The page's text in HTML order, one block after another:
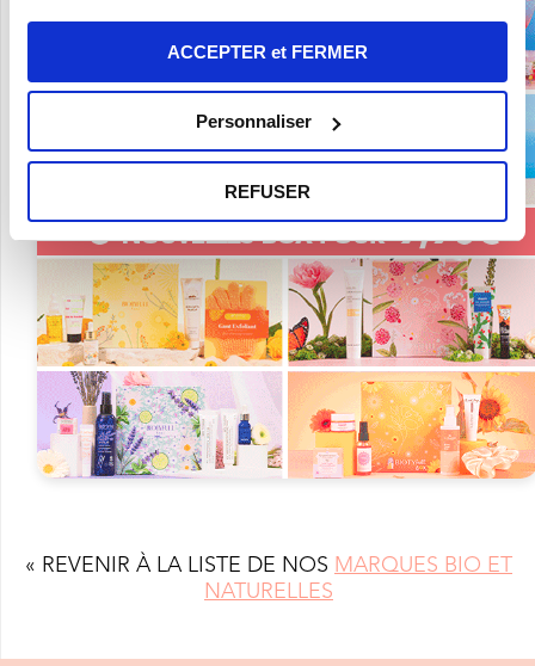
ACCEPTER et FERMER
Personnaliser
REFUSER
« REVENIR À LA LISTE DE NOS MARQUES BIO ET
NATURELLES